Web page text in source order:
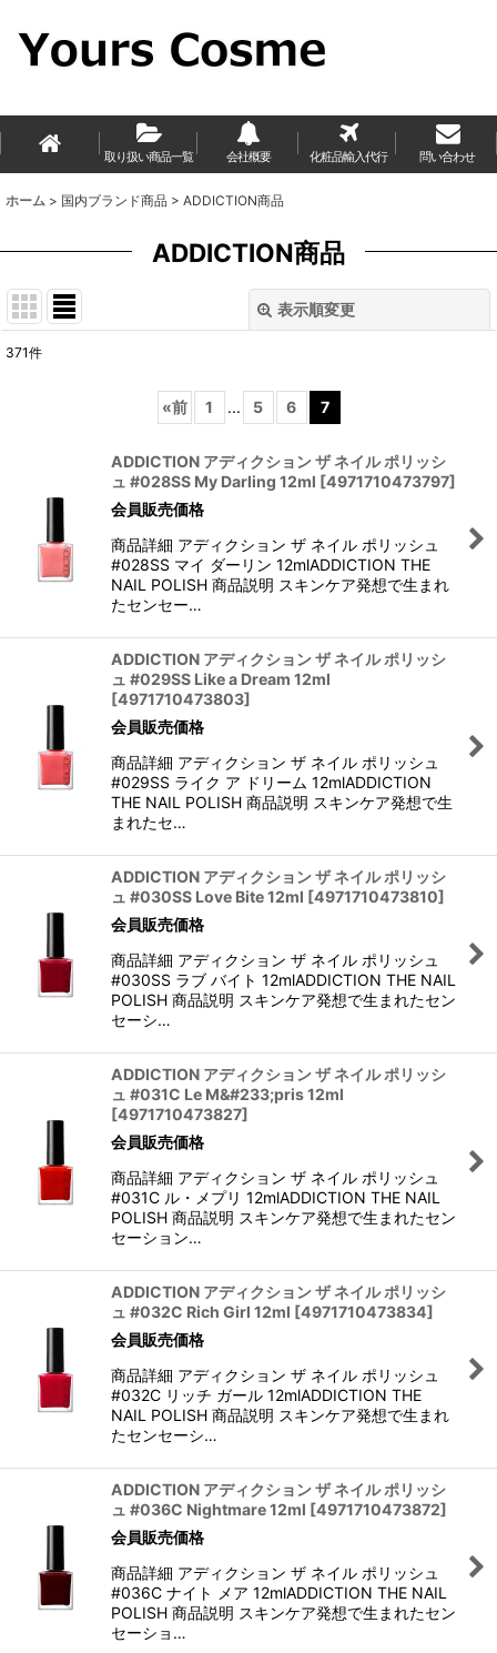
取り扱い商品一覧 会社概要 化粧品輸入代行 問い合わせ
ホーム > 国内ブランド商品 > ADDICTION商品
ADDICTION商品
表示順変更
絞り込む
371件
«前 1 ... 5 6 7
ADDICTION アディクション ザ ネイル ポリッシ
ュ #028SS My Darling 12ml [4971710473797]
会員販売価格
商品詳細 アディクション ザ ネイル ポリッシュ
#028SS マイ ダーリン 12mlADDICTION THE
NAIL POLISH 商品説明 スキンケア発想で生まれ
たセンセー…
ADDICTION アディクション ザ ネイル ポリッシ
ュ #029SS Like a Dream 12ml
[4971710473803]
会員販売価格
商品詳細 アディクション ザ ネイル ポリッシュ
#029SS ライク ア ドリーム 12mlADDICTION
THE NAIL POLISH 商品説明 スキンケア発想で生
まれたセ…
ADDICTION アディクション ザ ネイル ポリッシ
ュ #030SS Love Bite 12ml [4971710473810]
会員販売価格
商品詳細 アディクション ザ ネイル ポリッシュ
#030SS ラブ バイト 12mlADDICTION THE NAIL
POLISH 商品説明 スキンケア発想で生まれたセン
セーシ…
ADDICTION アディクション ザ ネイル ポリッシ
ュ #031C Le M&#233;pris 12ml
[4971710473827]
会員販売価格
商品詳細 アディクション ザ ネイル ポリッシュ
#031C ル・メプリ 12mlADDICTION THE NAIL
POLISH 商品説明 スキンケア発想で生まれたセン
セーション…
ADDICTION アディクション ザ ネイル ポリッシ
ュ #032C Rich Girl 12ml [4971710473834]
会員販売価格
商品詳細 アディクション ザ ネイル ポリッシュ
#032C リッチ ガール 12mlADDICTION THE
NAIL POLISH 商品説明 スキンケア発想で生まれ
たセンセーシ…
ADDICTION アディクション ザ ネイル ポリッシ
ュ #036C Nightmare 12ml [4971710473872]
会員販売価格
商品詳細 アディクション ザ ネイル ポリッシュ
#036C ナイト メア 12mlADDICTION THE NAIL
POLISH 商品説明 スキンケア発想で生まれたセン
セーショ…